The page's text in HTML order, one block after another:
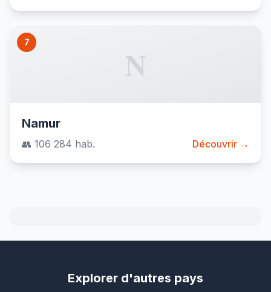
7
N
Namur
👥 106 284 hab. Découvrir →
Explorer d'autres pays